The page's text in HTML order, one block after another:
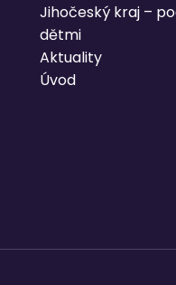
Jihočeský kraj –
dětmi
Aktuality
Úvod